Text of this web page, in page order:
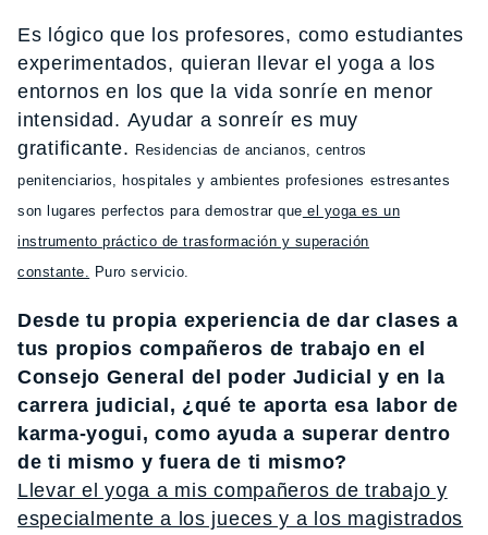
Es lógico que los profesores, como estudiantes
experimentados, quieran llevar el yoga a los
entornos en los que la vida sonríe en menor
intensidad. Ayudar a sonreír es muy
gratificante. Residencias de ancianos, centros
penitenciarios, hospitales y ambientes profesiones estresantes
son lugares perfectos para demostrar que el yoga es un
instrumento práctico de trasformación y superación
constante. Puro servicio.
Desde tu propia experiencia de dar clases a
tus propios compañeros de trabajo en el
Consejo General del poder Judicial y en la
carrera judicial, ¿qué te aporta esa labor de
karma-yogui, como ayuda a superar dentro
de ti mismo y fuera de ti mismo?
Llevar el yoga a mis compañeros de trabajo y
especialmente a los jueces y a los magistrados